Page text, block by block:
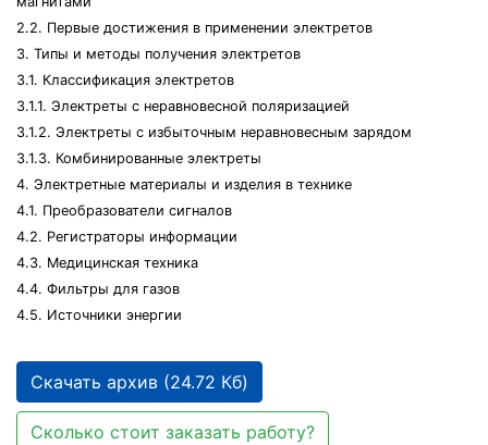
2.2. Первые достижения в применении электретов
3. Типы и методы получения электретов
3.1. Классификация электретов
3.1.1. Электреты с неравновесной поляризацией
3.1.2. Электреты с избыточным неравновесным зарядом
3.1.3. Комбинированные электреты
4. Электретные материалы и изделия в технике
4.1. Преобразователи сигналов
4.2. Регистраторы информации
4.3. Медицинская техника
4.4. Фильтры для газов
4.5. Источники энергии
Скачать архив (24.72 Кб)
Сколько стоит заказать работу?